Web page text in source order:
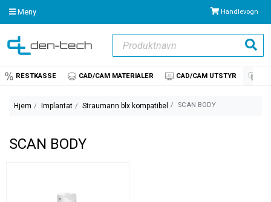
Meny Handlevogn
Søk
RESTKASSE CAD/CAM MATERIALER CAD/CAM UTSTYR
Hjem Implantat Straumann blx kompatibel SCAN BODY
SCAN BODY